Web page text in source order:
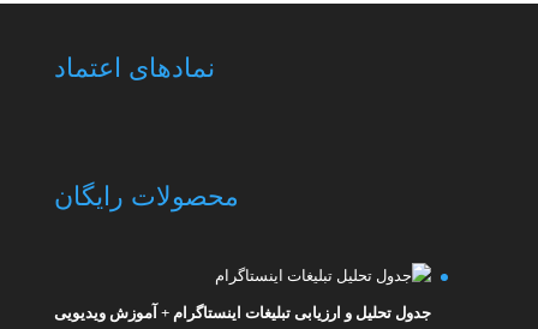
نمادهای اعتماد
محصولات رایگان
جدول تحلیل و ارزیابی تبلیغات اینستاگرام + آموزش ویدیویی